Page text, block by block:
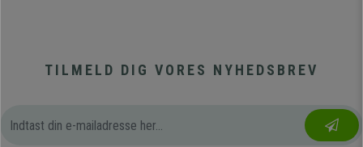
TILMELD DIG VORES NYHEDSBREV